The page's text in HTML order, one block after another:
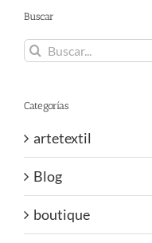
Buscar
Buscar:
Categorías
artetextil
Blog
boutique